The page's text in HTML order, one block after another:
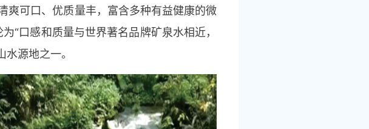
可口、优质量丰，富含多种有益健康的微
“口感和质量与世界著名品牌矿泉水相近，
源地之一。